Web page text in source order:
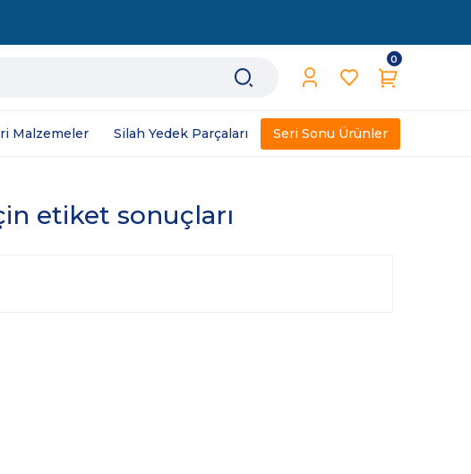
0
Malzemeler Silah Yedek Parçaları Seri Sonu Ürünler
etiket sonuçları